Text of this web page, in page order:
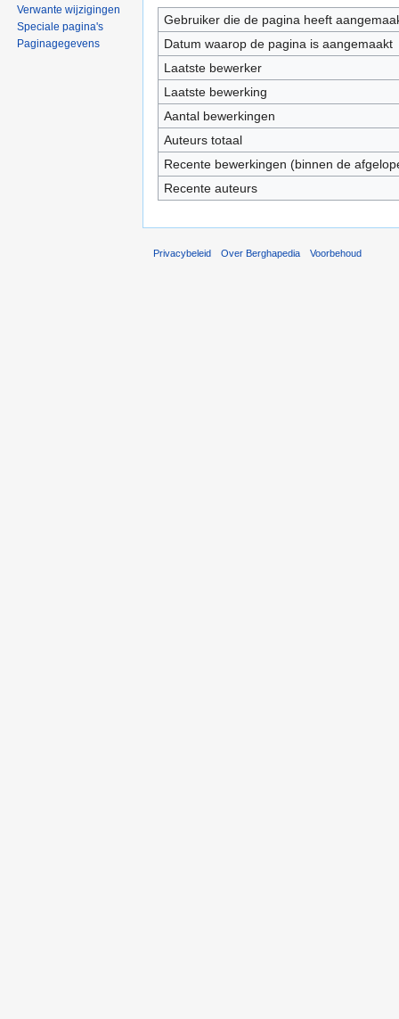
Gebruiker die de pagina heeft
Datum waarop de pagina is aangemaakt
Laatste bewerker
Laatste bewerking
Aantal bewerkingen
Auteurs totaal
Recente bewerkingen (binnen de
Recente auteurs
Verwante wijzigingen
Speciale pagina's
Paginagegevens
Privacybeleid Over Berghapedia Voorbehoud